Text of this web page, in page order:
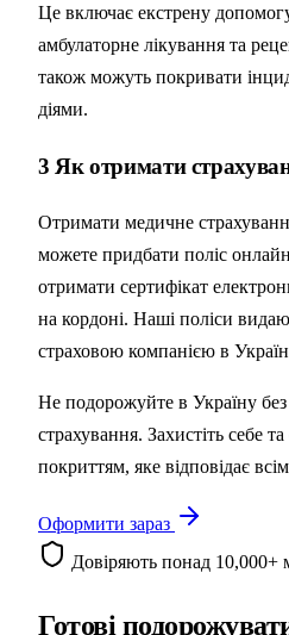
Це включає екстрену
амбулаторне лікування та
також можуть покривати
діями.
3 Як отримати
Отримати медичне
можете придбати поліс
отримати сертифікат
на кордоні. Наші поліси
страховою компанією в
Не подорожуйте в Україну
страхування. Захистіть себе
покриттям, яке відповідає
Оформити зараз
Довіряють понад 10,000+
Готові